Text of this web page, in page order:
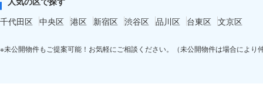
千代田区 中央区 港区 新宿区 渋谷区 品川区 台東区 文京区
※未公開物件もご提案可能！お気軽にご相談ください。（未公開物件は場合により